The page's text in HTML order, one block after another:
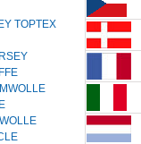
TOPTEX